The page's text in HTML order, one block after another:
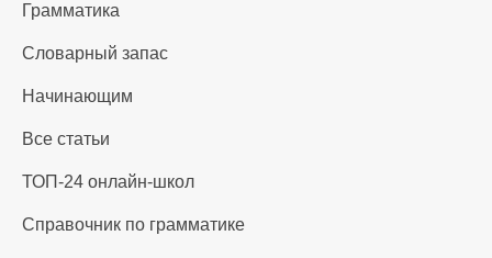
Грамматика
Словарный запас
Начинающим
Все статьи
ТОП-24 онлайн-школ
Справочник по грамматике